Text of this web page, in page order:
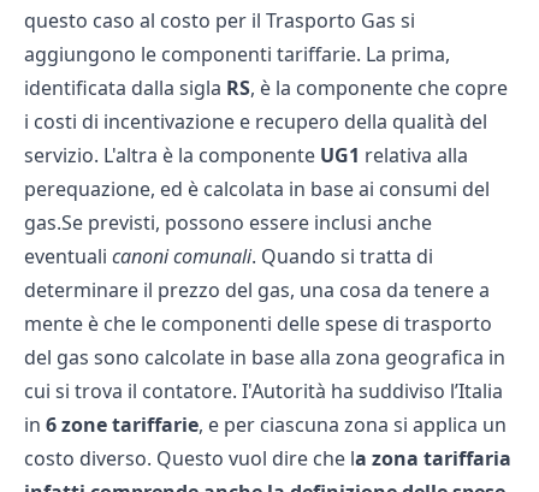
questo caso al costo per il Trasporto Gas si
aggiungono le componenti tariffarie. La prima,
identificata dalla sigla RS, è la componente che copre
i costi di incentivazione e recupero della qualità del
servizio. L'altra è la componente UG1 relativa alla
perequazione, ed è calcolata in base ai consumi del
gas.Se previsti, possono essere inclusi anche
eventuali canoni comunali. Quando si tratta di
determinare il prezzo del gas, una cosa da tenere a
mente è che le componenti delle spese di trasporto
del gas sono calcolate in base alla zona geografica in
cui si trova il contatore. I'Autorità ha suddiviso l’Italia
in 6 zone tariffarie, e per ciascuna zona si applica un
costo diverso. Questo vuol dire che la zona tariffaria